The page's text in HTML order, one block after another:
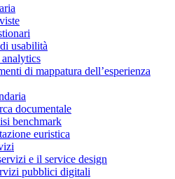
usabilità
di mappatura dell’esperienza
documentale
benchmark
euristica
e il service design
pubblici digitali